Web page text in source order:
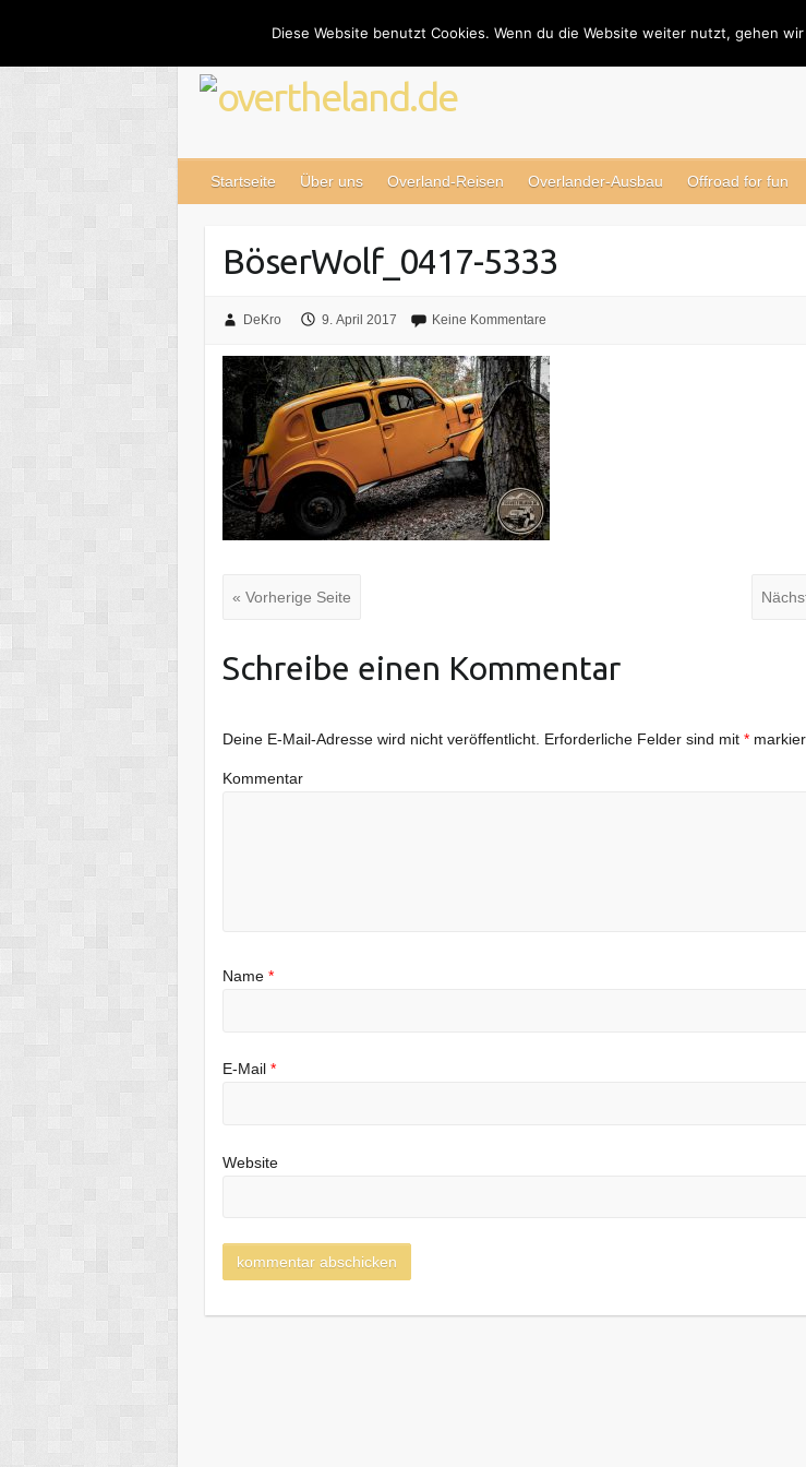
content
Startseite Über uns Overland-Reisen Overlander-Ausbau Offroad for fun
BöserWolf_0417-5333
DeKro 9. April 2017 Keine Kommentare
« Vorherige Seite
Schreibe einen Kommentar
Deine E-Mail-Adresse wird nicht veröffentlicht. Erforderliche Felder sind mit*
Kommentar
Name*
E-Mail*
Website
Diese Website benutzt Cookies. Wenn du die Website weiter nutzt, gehen